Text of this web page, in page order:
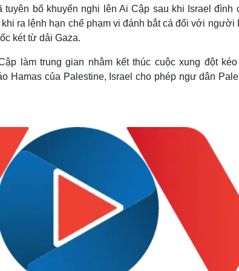
Lịch thi đấu bóng đá
Thế giới thể thao
Xe máy
Tư vấn
Văn hóa
Sân khấu - Điện ảnh
Giải trí
Nghệ sĩ
tuyên bố khuyến nghị lên Ai Cập sau khi Israel đình
ra lệnh hạn chế phạm vi đánh bắt cá đối với người
két từ dải Gaza.
làm trung gian nhằm kết thúc cuộc xung đột
Hamas của Palestine, Israel cho phép ngư dân